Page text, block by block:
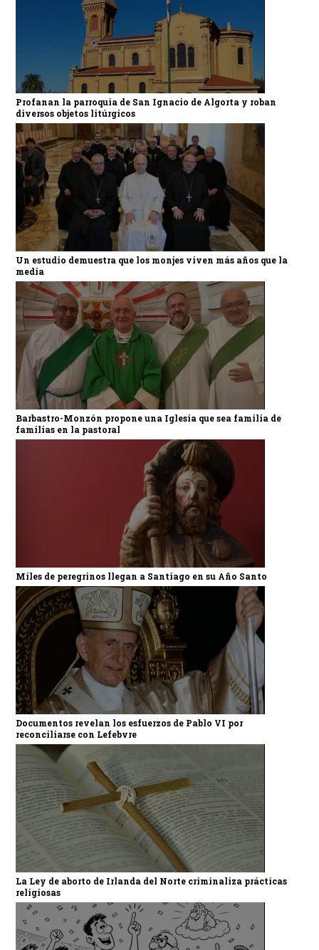
Profanan la parroquia de San Ignacio de Algorta y roban
diversos objetos litúrgicos
Un estudio demuestra que los monjes viven más años que la
media
Barbastro-Monzón propone una Iglesia que sea familia de
familias en la pastoral
Miles de peregrinos llegan a Santiago en su Año Santo
Documentos revelan los esfuerzos de Pablo VI por
reconciliarse con Lefebvre
La Ley de aborto de Irlanda del Norte criminaliza prácticas
religiosas